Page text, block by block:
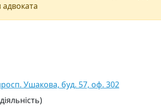
адвоката
Ушакова, буд. 57, оф. 302